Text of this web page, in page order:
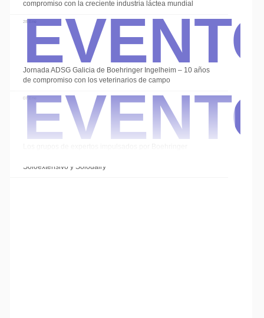
compromiso con la creciente industria láctea mundial
28 Ene
Jornada ADSG Galicia de Boehringer Ingelheim – 10 años
de compromiso con los veterinarios de campo
07 Ene
Soloextensivo y Solodairy